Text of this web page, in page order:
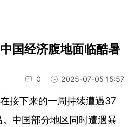
国经济腹地面临酷暑
0 2025-07-05 15:57
接下来的一周持续遭遇37
中国部分地区同时遭遇暴